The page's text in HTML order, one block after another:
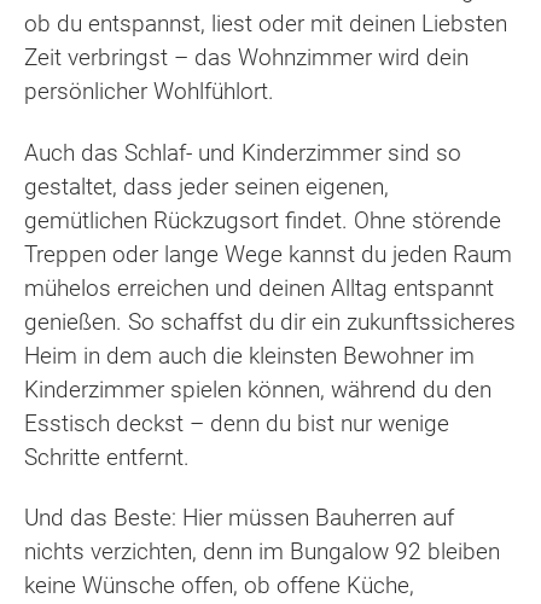
ob du entspannst, liest oder mit deinen Liebsten
Zeit verbringst – das Wohnzimmer wird dein
persönlicher Wohlfühlort.
Auch das Schlaf- und Kinderzimmer sind so
gestaltet, dass jeder seinen eigenen,
gemütlichen Rückzugsort findet. Ohne störende
Treppen oder lange Wege kannst du jeden Raum
mühelos erreichen und deinen Alltag entspannt
genießen. So schaffst du dir ein zukunftssicheres
Heim in dem auch die kleinsten Bewohner im
Kinderzimmer spielen können, während du den
Esstisch deckst – denn du bist nur wenige
Schritte entfernt.
Und das Beste: Hier müssen Bauherren auf
nichts verzichten, denn im Bungalow 92 bleiben
keine Wünsche offen, ob offene Küche,